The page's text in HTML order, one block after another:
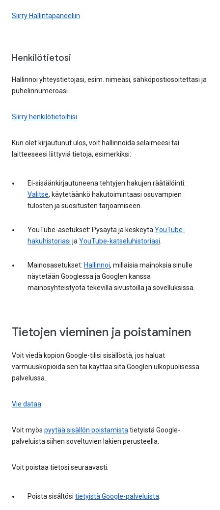
Siirry Hallintapaneeliin
Henkilötietosi
Hallinnoi yhteystietojasi, esim. nimeäsi, sähköpostiosoitettasi ja
puhelinnumeroasi.
Siirry henkilötietoihisi
Kun olet kirjautunut ulos, voit hallinnoida selaimeesi tai
laitteeseesi liittyviä tietoja, esimerkiksi:
Ei-sisäänkirjautuneena tehtyjen hakujen räätälöinti:
Valitse, käytetäänkö hakutoimintaasi osuvampien
tulosten ja suositusten tarjoamiseen.
YouTube-asetukset: Pysäytä ja keskeytä YouTube-
hakuhistoriasi ja YouTube-katseluhistoriasi
Mainosasetukset: Hallinnoi, millaisia mainoksia sinulle
näytetään Googlessa ja Googlen kanssa
mainosyhteistyötä tekevillä sivustoilla ja sovelluksissa.
Tietojen vieminen ja poistaminen
Voit viedä kopion Google-tilisi sisällöstä, jos haluat
varmuuskopioida sen tai käyttää sitä Googlen ulkopuolisessa
palvelussa.
Vie dataa
Voit myös pyytää sisällön poistamista tietyistä Google-
palveluista siihen soveltuvien lakien perusteella.
Voit poistaa tietosi seuraavasti:
Poista sisältösi tietyistä Google-palveluista